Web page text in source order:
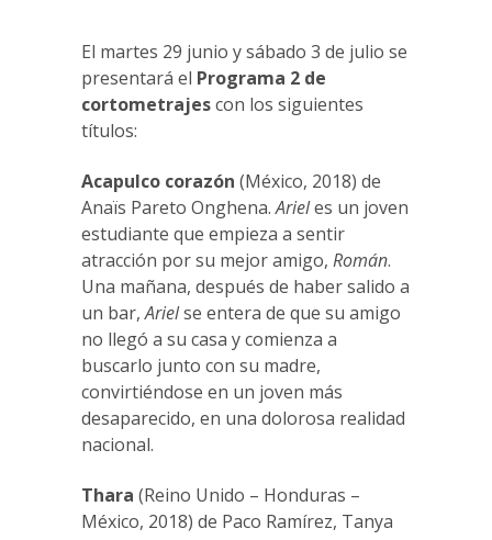
El martes 29 junio y sábado 3 de julio se
presentará el Programa 2 de
cortometrajescon los siguientes
títulos:
Acapulco corazón (México, 2018) de
Anaïs Pareto Onghena.Arieles un joven
estudiante que empieza a sentir
atracción por su mejor amigo, Román.
Una mañana, después de haber salido a
un bar,Arielse entera de que su amigo
no llegó a su casa y comienza a
buscarlo junto con su madre,
convirtiéndose en un joven más
desaparecido, en una dolorosa realidad
nacional.
Thara (Reino Unido – Honduras –
México, 2018) de Paco Ramírez, Tanya